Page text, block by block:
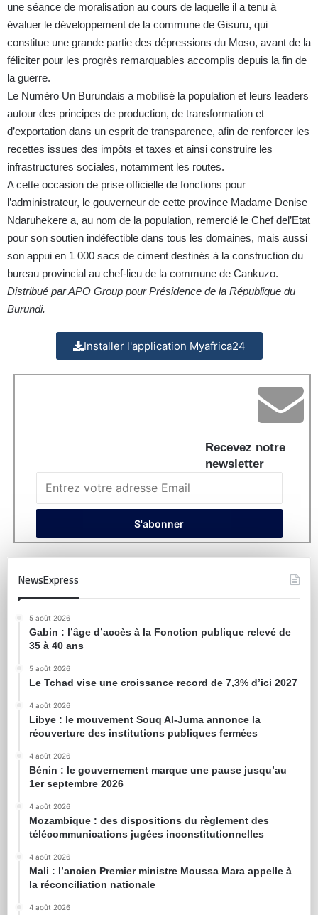
une séance de moralisation au cours de laquelle il a tenu à
évaluer le développement de la commune de Gisuru, qui
constitue une grande partie des dépressions du Moso, avant de la
féliciter pour les progrès remarquables accomplis depuis la fin de
la guerre.
Le Numéro Un Burundais a mobilisé la population et leurs leaders
autour des principes de production, de transformation et
d’exportation dans un esprit de transparence, afin de renforcer les
recettes issues des impôts et taxes et ainsi construire les
infrastructures sociales, notamment les routes.
A cette occasion de prise officielle de fonctions pour
l’administrateur, le gouverneur de cette province Madame Denise
Ndaruhekere a, au nom de la population, remercié le Chef del’Etat
pour son soutien indéfectible dans tous les domaines, mais aussi
son appui en 1 000 sacs de ciment destinés à la construction du
bureau provincial au chef-lieu de la commune de Cankuzo.
Distribué par APO Group pour Présidence de la République du
Burundi.
Installer l'application Myafrica24
Recevez notre
newsletter
NewsExpress
5 août 2026
Gabin : l’âge d’accès à la Fonction publique relevé de
35 à 40 ans
5 août 2026
Le Tchad vise une croissance record de 7,3% d’ici 2027
4 août 2026
Libye : le mouvement Souq Al-Juma annonce la
réouverture des institutions publiques fermées
4 août 2026
Bénin : le gouvernement marque une pause jusqu’au
1er septembre 2026
4 août 2026
Mozambique : des dispositions du règlement des
télécommunications jugées inconstitutionnelles
4 août 2026
Mali : l’ancien Premier ministre Moussa Mara appelle à
la réconciliation nationale
4 août 2026